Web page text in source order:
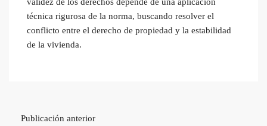
técnica rigurosa de la norma, buscando resolver el
conflicto entre el derecho de propiedad y la estabilidad
de la vivienda.
Publicación anterior